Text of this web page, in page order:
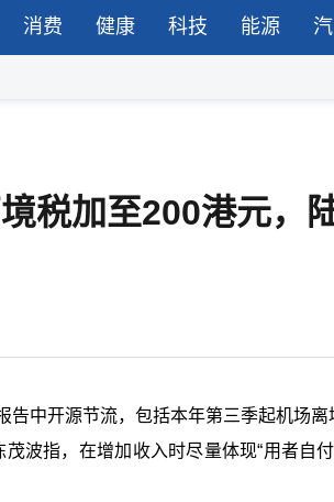
消费 健康 科技 能源
税加至200港元，
告中开源节流，包括本年第三季起机场离
波指，在增加收入时尽量体现“用者自付